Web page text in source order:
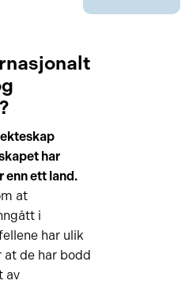
har
enn ett land.
at
i
har ulik
at de har bodd
av